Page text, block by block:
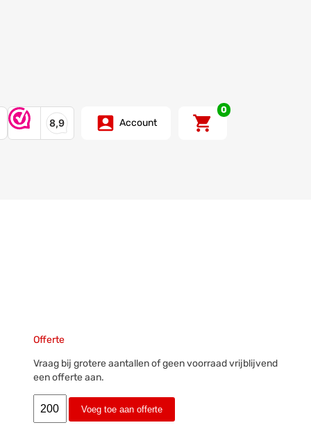
Account
0
Offerte
Vraag bij grotere aantallen of geen voorraad vrijblijvend
een offerte aan.
Voeg toe aan offerte